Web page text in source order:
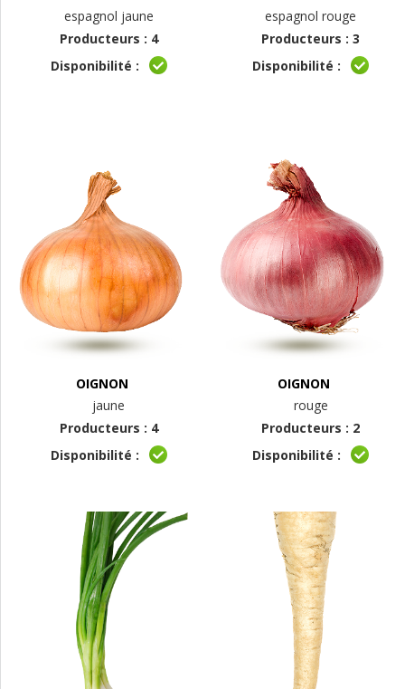
espagnol jaune
Producteurs : 4
Disponibilité :
espagnol rouge
Producteurs : 3
Disponibilité :
OIGNON
jaune
Producteurs : 4
Disponibilité :
OIGNON
rouge
Producteurs : 2
Disponibilité :